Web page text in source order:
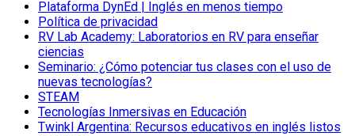
Plataforma DynEd | Inglés en menos tiempo
Política de privacidad
RV Lab Academy: Laboratorios en RV para enseñar
ciencias
Seminario: ¿Cómo potenciar tus clases con el uso de
nuevas tecnologías?
STEAM
Tecnologías Inmersivas en Educación
Twinkl Argentina: Recursos educativos en inglés listos